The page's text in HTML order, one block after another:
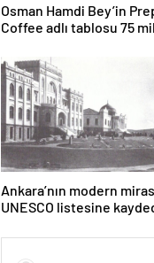
Osman Hamdi Bey’in
Coffee adlı tablosu 75
Ankara’nın modern
UNESCO listesine
80 oldu